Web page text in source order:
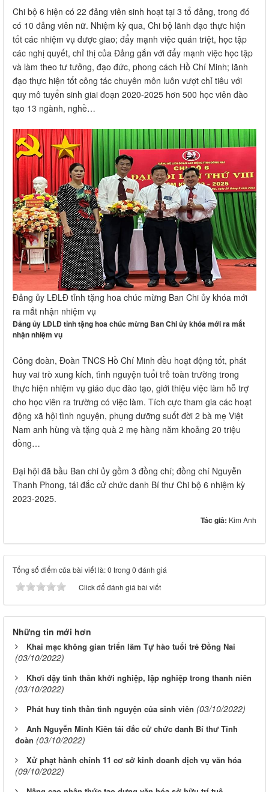
Chi bộ 6 hiện có 22 đảng viên sinh hoạt tại 3 tổ đảng, trong đó
có 10 đảng viên nữ. Nhiệm kỳ qua, Chi bộ lãnh đạo thực hiện
tốt các nhiệm vụ được giao; đẩy mạnh việc quán triệt, học tập
các nghị quyết, chỉ thị của Đảng gắn với đẩy mạnh việc học tập
và làm theo tư tưởng, đạo đức, phong cách Hồ Chí Minh; lãnh
đạo thực hiện tốt công tác chuyên môn luôn vượt chỉ tiêu với
quy mô tuyển sinh giai đoạn 2020-2025 hơn 500 học viên đào
tạo 13 ngành, nghề…
Đảng ủy LĐLĐ tỉnh tặng hoa chúc mừng Ban Chi ủy khóa mới
ra mắt nhận nhiệm vụ
Đảng ủy LĐLĐ tỉnh tặng hoa chúc mừng Ban Chi ủy khóa mới ra mắt
nhận nhiệm vụ
Công đoàn, Đoàn TNCS Hồ Chí Minh đều hoạt động tốt, phát
huy vai trò xung kích, tình nguyện tuổi trẻ toàn trường trong
thực hiện nhiệm vụ giáo dục đào tạo, giới thiệu việc làm hỗ trợ
cho học viên ra trường có việc làm. Tích cực tham gia các hoạt
động xã hội tình nguyện, phụng dưỡng suốt đời 2 bà mẹ Việt
Nam anh hùng và tặng quà 2 mẹ hàng năm khoảng 20 triệu
đồng…
Đại hội đã bầu Ban chi ủy gồm 3 đồng chí; đồng chí Nguyễn
Thanh Phong, tái đắc cử chức danh Bí thư Chi bộ 6 nhiệm kỳ
2023-2025.
Tác giả: Kim Anh
Tổng số điểm của bài viết là: 0 trong 0 đánh giá
Click để đánh giá bài viết
Những tin mới hơn
Khai mạc không gian triển lãm Tự hào tuổi trẻ Đồng Nai
(03/10/2022)
Khơi dậy tinh thần khởi nghiệp, lập nghiệp trong thanh niên
(03/10/2022)
Phát huy tinh thần tình nguyện của sinh viên (03/10/2022)
Anh Nguyễn Minh Kiên tái đắc cử chức danh Bí thư Tỉnh
đoàn (03/10/2022)
Xử phạt hành chính 11 cơ sở kinh doanh dịch vụ văn hóa
(09/10/2022)